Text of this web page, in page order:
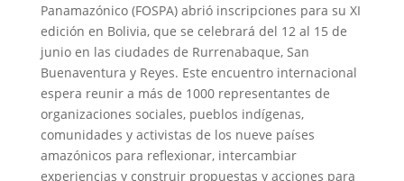
Panamazónico (FOSPA) abrió inscripciones para su XI
edición en Bolivia, que se celebrará del 12 al 15 de
junio en las ciudades de Rurrenabaque, San
Buenaventura y Reyes. Este encuentro internacional
espera reunir a más de 1000 representantes de
organizaciones sociales, pueblos indígenas,
comunidades y activistas de los nueve países
amazónicos para reflexionar, intercambiar
experiencias y construir propuestas y acciones para